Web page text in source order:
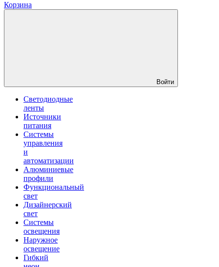
Корзина
Войти
Светодиодные
ленты
Источники
питания
Системы
управления
и
автоматизации
Алюминиевые
профили
Функциональный
свет
Дизайнерский
свет
Системы
освещения
Наружное
освещение
Гибкий